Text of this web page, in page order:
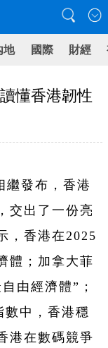
地 國際 財經
懂香港韌性
繼發布，香港
交出了一份亮
，香港在2025
體；加拿大菲
由經濟體”；
數中，香港穩
港在數碼競爭